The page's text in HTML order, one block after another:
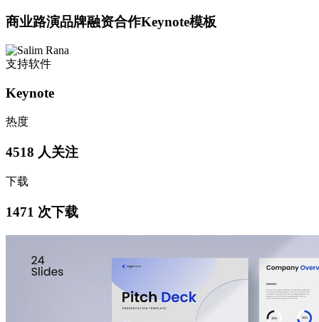
商业路演品牌融资合作Keynote模板
支持软件
Keynote
热度
4518 人关注
下载
1471 次下载